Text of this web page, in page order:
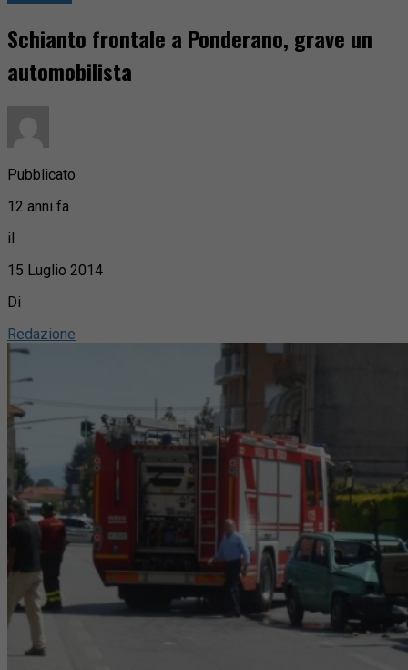
Schianto frontale a Ponderano, grave un
automobilista
Pubblicato
12 anni fa
il
15 Luglio 2014
Di
Redazione